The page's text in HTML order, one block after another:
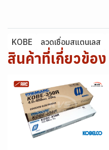
KOBE ลวดเชื่อมสแตนเลส
สินค้าที่เกี่ยวข้อง